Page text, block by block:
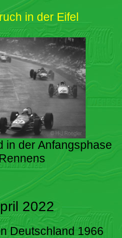
in der Eifel
in der Anfangsphase
2022
Deutschland 1966